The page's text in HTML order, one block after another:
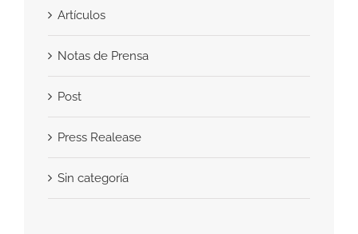
Artículos
Notas de Prensa
Post
Press Realease
Sin categoría